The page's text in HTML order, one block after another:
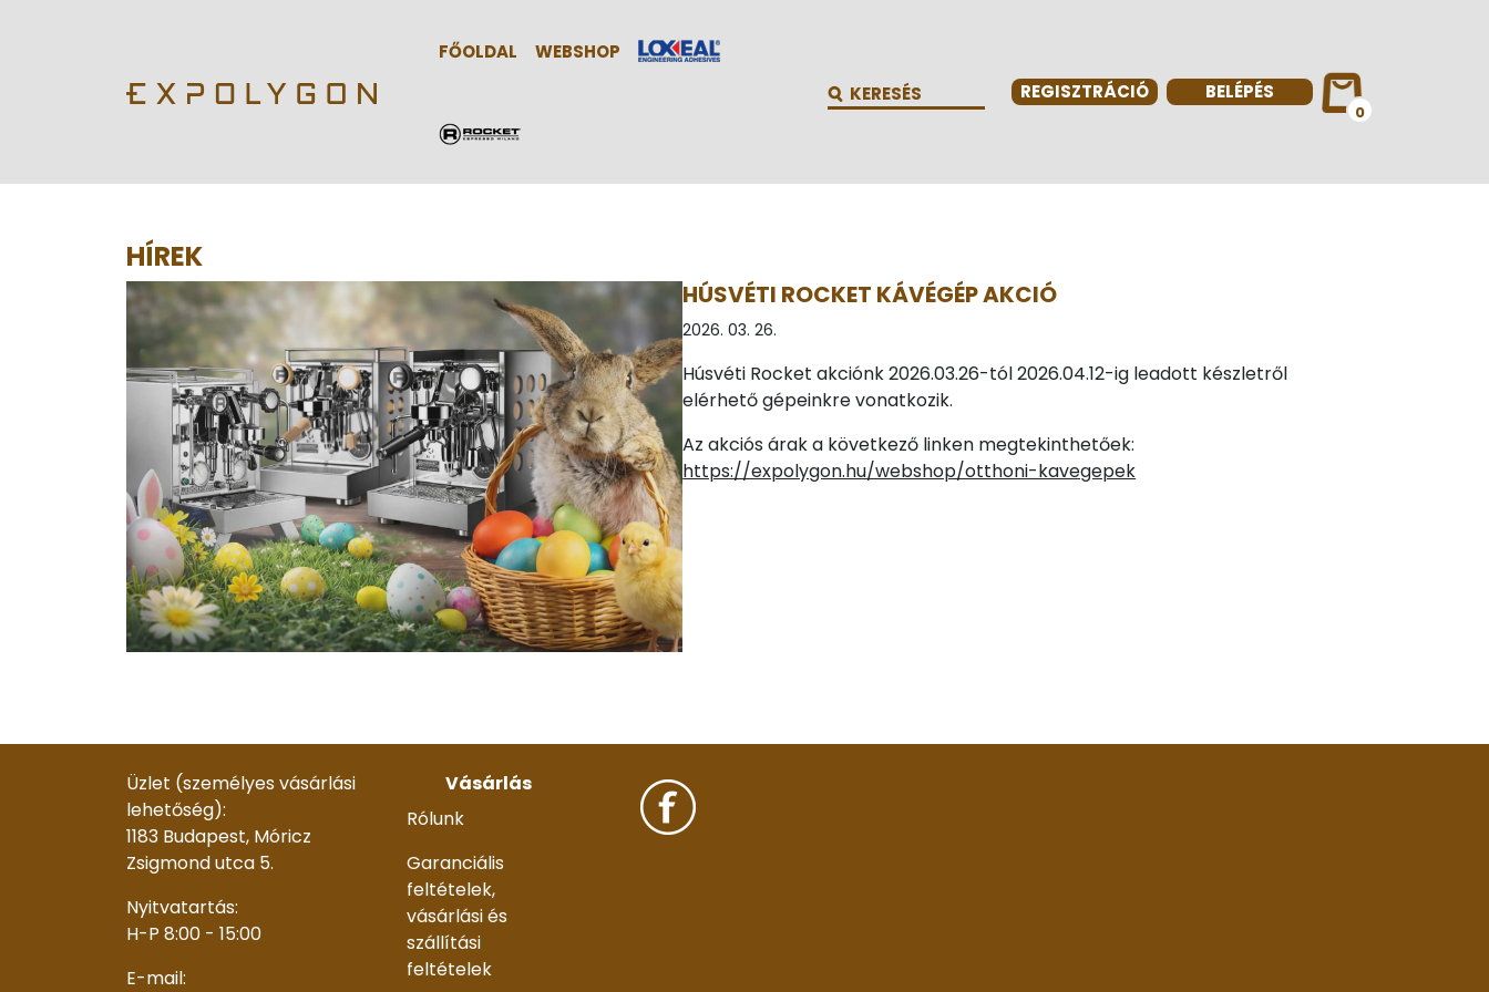
FŐOLDAL
WEBSHOP
REGISZTRÁCIÓ
BELÉPÉS
0
HÍREK
HÚSVÉTI ROCKET KÁVÉGÉP AKCIÓ
2026. 03. 26.
Húsvéti Rocket akciónk 2026.03.26-tól 2026.04.12-ig leadott készletről
elérhető gépeinkre vonatkozik.
Az akciós árak a következő linken megtekinthetőek:
https://expolygon.hu/webshop/otthoni-kavegepek
Üzlet (személyes vásárlási
lehetőség):
1183 Budapest, Móricz
Zsigmond utca 5.
Nyitvatartás:
H-P 8:00 - 15:00
E-mail:
Vásárlás
Rólunk
Garanciális
feltételek,
vásárlási és
szállítási
feltételek